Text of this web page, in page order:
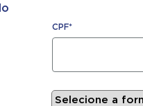
CPF*